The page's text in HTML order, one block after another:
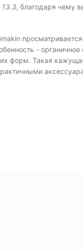
13.3, благодаря чему
-
форм. Такая